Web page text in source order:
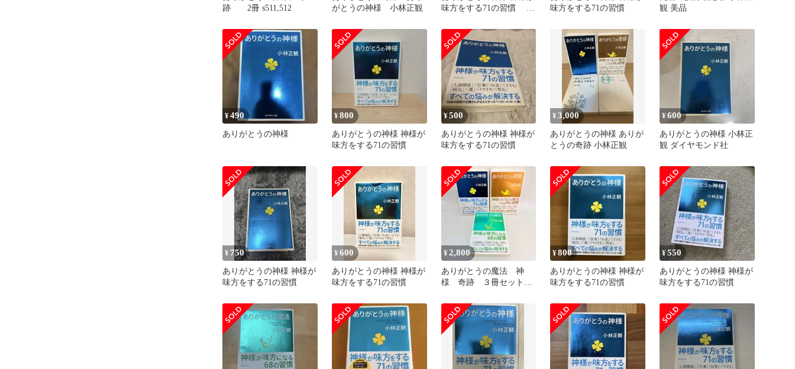
跡 2冊 s511,512
がとうの神様 小林正観
味方をする71の習慣 小
味方をする71の習慣
観 美品
¥490
ありがとうの神様
¥800
ありがとうの神様 神様が
味方をする71の習慣
¥500
ありがとうの神様 神様が
味方をする71の習慣
¥3,000
ありがとうの神様 ありが
とうの奇跡 小林正観
¥600
ありがとうの神様 小林正
観 ダイヤモンド社
¥ 750
ありがとうの神様 神様が
味方をする71の習慣
¥600
ありがとうの神様 神様が
味方をする71の習慣
¥2,800
ありがとうの魔法 神
様 奇跡 ３冊セット
¥800
ありがとうの神様 神様が
味方をする71の習慣
¥550
ありがとうの神様 神様が
味方をする71の習慣